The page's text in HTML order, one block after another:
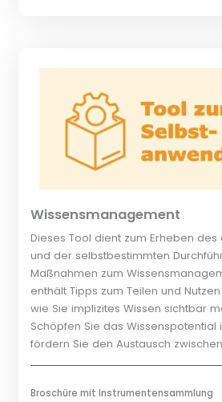
Wissensmanagement
Dieses Tool dient zum Erheben
und der selbstbestimmten
Maßnahmen zum
enthält Tipps zum Teilen und
wie Sie implizites Wissen sichtbar
Schöpfen Sie das Wissenspotential
fördern Sie den Austausch
Broschüre mit Instrumentensammlung